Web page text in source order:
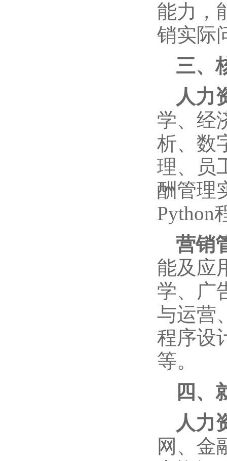
能力，
销实际
三、
人力
学、经
析、数
理、员
酬管理
Python
营销
能及应
学、广
与运营
程序设
等。
四、
人力
网、金